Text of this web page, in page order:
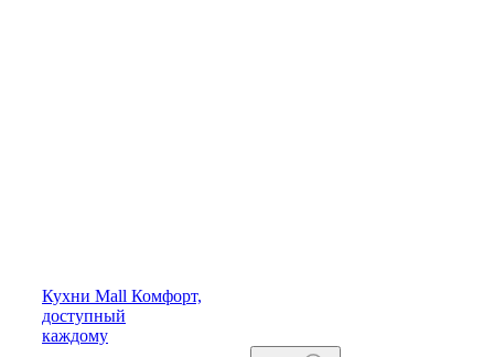
Кухни Mall Комфорт,
доступный
каждому